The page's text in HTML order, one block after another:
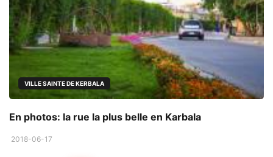
VILLE SAINTE DE KERBALA
En photos: la rue la plus belle en Karbala
2018-06-17